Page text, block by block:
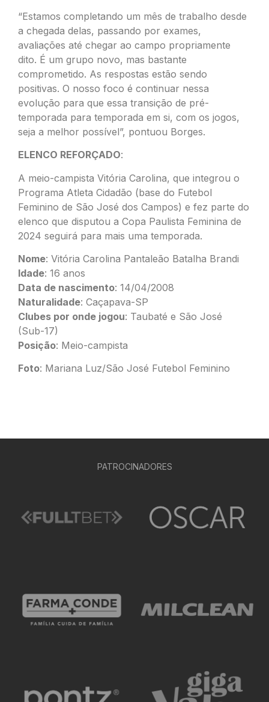
“Estamos completando um mês de trabalho desde
a chegada delas, passando por exames,
avaliações até chegar ao campo propriamente
dito. É um grupo novo, mas bastante
comprometido. As respostas estão sendo
positivas. O nosso foco é continuar nessa
evolução para que essa transição de pré-
temporada para temporada em si, com os jogos,
seja a melhor possível”, pontuou Borges.
ELENCO REFORÇADO:
A meio-campista Vitória Carolina, que integrou o
Programa Atleta Cidadão (base do Futebol
Feminino de São José dos Campos) e fez parte do
elenco que disputou a Copa Paulista Feminina de
2024 seguirá para mais uma temporada.
Nome: Vitória Carolina Pantaleão Batalha Brandi
Idade: 16 anos
Data de nascimento: 14/04/2008
Naturalidade: Caçapava-SP
Clubes por onde jogou: Taubaté e São José
(Sub-17)
Posição: Meio-campista
Foto: Mariana Luz/São José Futebol Feminino
PATROCINADORES